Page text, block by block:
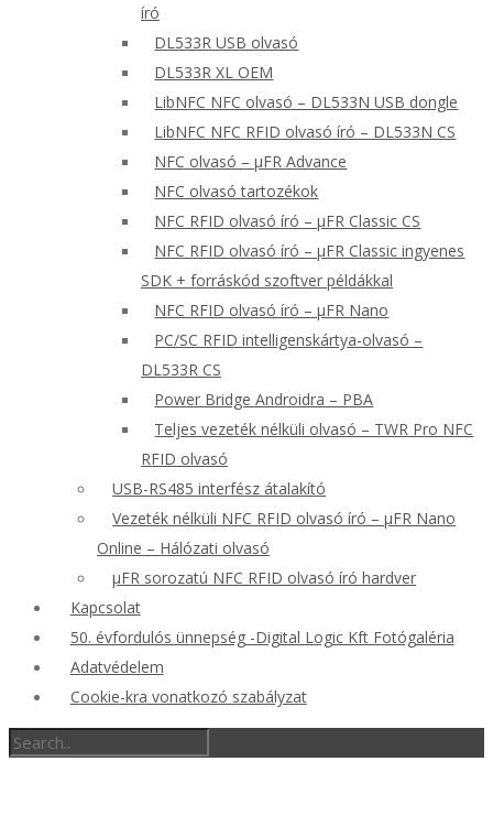
író
DL533R USB olvasó
DL533R XL OEM
LibNFC NFC olvasó – DL533N USB dongle
LibNFC NFC RFID olvasó író – DL533N CS
NFC olvasó – μFR Advance
NFC olvasó tartozékok
NFC RFID olvasó író – μFR Classic CS
NFC RFID olvasó író – μFR Classic ingyenes
SDK + forráskód szoftver példákkal
NFC RFID olvasó író – μFR Nano
PC/SC RFID intelligenskártya-olvasó –
DL533R CS
Power Bridge Androidra – PBA
Teljes vezeték nélküli olvasó – TWR Pro NFC
RFID olvasó
USB-RS485 interfész átalakító
Vezeték nélküli NFC RFID olvasó író – μFR Nano
Online – Hálózati olvasó
μFR sorozatú NFC RFID olvasó író hardver
Kapcsolat
50. évfordulós ünnepség -Digital Logic Kft Fotógaléria
Adatvédelem
Cookie-kra vonatkozó szabályzat